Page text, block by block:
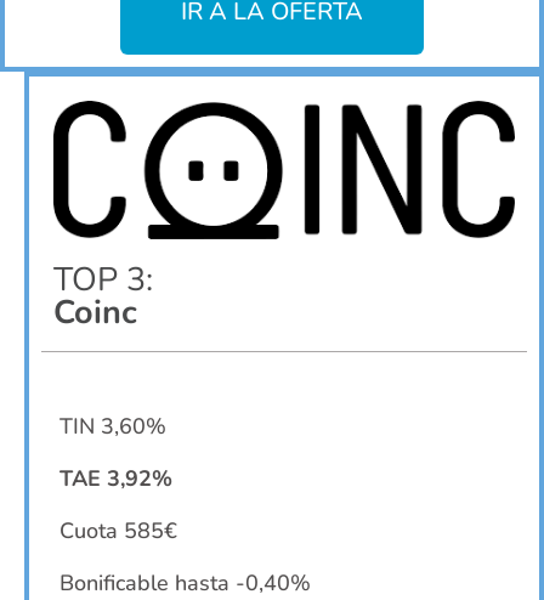
IR A LA OFERTA
TOP 3:
Coinc
TIN 3,60%
TAE 3,92%
Cuota 585€
Bonificable hasta -0,40%